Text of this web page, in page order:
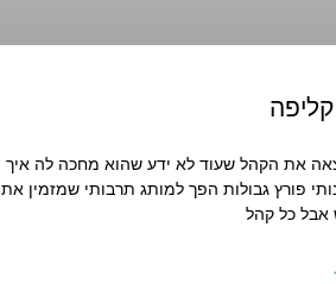
קליפה
את הקהל שעוד לא ידע שהוא מחכה לה איך
פורץ גבולות הפך למותג תרבותי שמזמין את
אבל כל קהל